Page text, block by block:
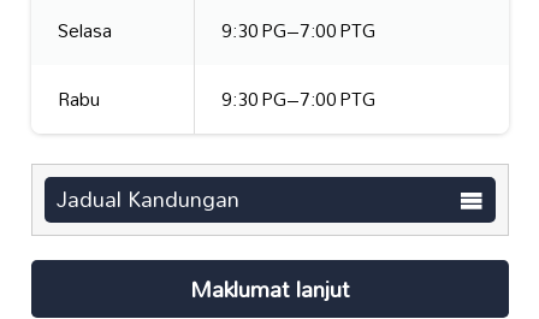
Selasa
9:30 PG–7:00 PTG
Rabu
9:30 PG–7:00 PTG
Jadual Kandungan
Maklumat lanjut